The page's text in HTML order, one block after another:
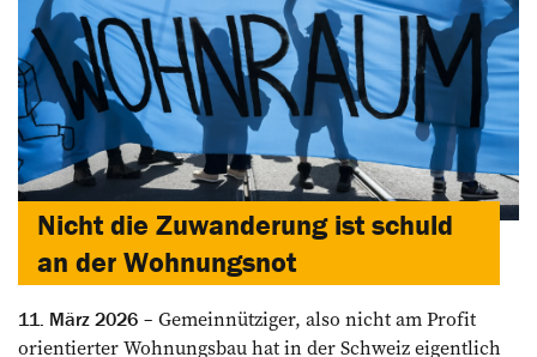
Nicht die Zuwanderung ist schuld
an der Wohnungsnot
11. März 2026
Gemeinnütziger, also nicht am Profit
orientierter Wohnungsbau hat in der Schweiz eigentlich